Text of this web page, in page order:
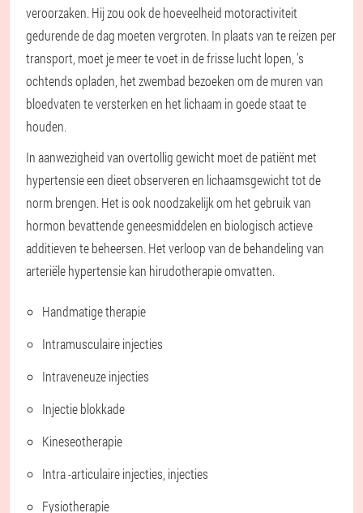
veroorzaken. Hij zou ook de hoeveelheid motoractiviteit
gedurende de dag moeten vergroten. In plaats van te reizen per
transport, moet je meer te voet in de frisse lucht lopen, 's
ochtends opladen, het zwembad bezoeken om de muren van
bloedvaten te versterken en het lichaam in goede staat te
houden.
In aanwezigheid van overtollig gewicht moet de patiënt met
hypertensie een dieet observeren en lichaamsgewicht tot de
norm brengen. Het is ook noodzakelijk om het gebruik van
hormon bevattende geneesmiddelen en biologisch actieve
additieven te beheersen. Het verloop van de behandeling van
arteriële hypertensie kan hirudotherapie omvatten.
Handmatige therapie
Intramusculaire injecties
Intraveneuze injecties
Injectie blokkade
Kineseotherapie
Intra -articulaire injecties, injecties
Fysiotherapie